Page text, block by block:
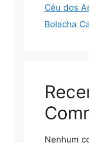
Céu dos
Bolacha
Nenhum